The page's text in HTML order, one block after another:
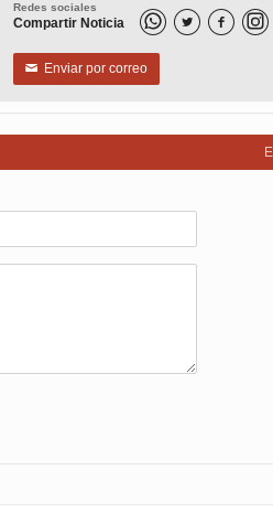
Redes sociales
Compartir Noticia  
✉ Enviar por correo